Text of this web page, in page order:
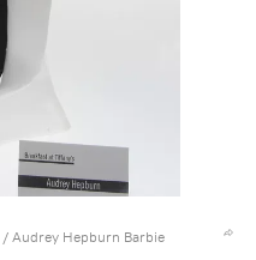
/ Audrey Hepburn Barbie